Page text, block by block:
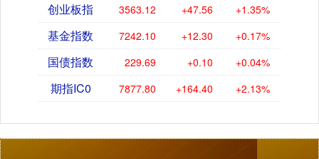
创业板指 3563.12 +47.56 +1.35%
基金指数 7242.10 +12.30 +0.17%
国债指数 229.69 +0.10 +0.04%
期指IC0 7877.80 +164.40 +2.13%